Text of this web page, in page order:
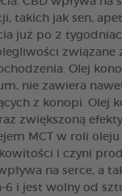
takich jak sen,
już po 2
związane
Olej
nie zawiera
z konopi. Olej
zwiększoną
MCT w roli oleju
i czyni
na serce, a
6 i jest wolny od